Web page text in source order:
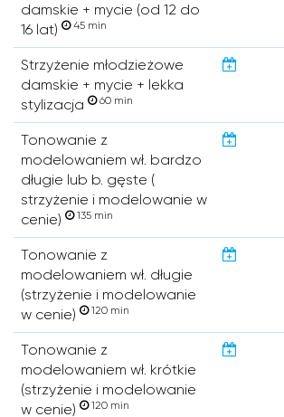
damskie + mycie (od 12 do
16 lat)
45 min
Strzyżenie młodzieżowe
damskie + mycie + lekka
stylizacja
60 min
Tonowanie z
modelowaniem wł. bardzo
długie lub b. gęste (
strzyżenie i modelowanie w
cenie)
135 min
Tonowanie z
modelowaniem wł. długie
(strzyżenie i modelowanie
w cenie)
120 min
Tonowanie z
modelowaniem wł. krótkie
(strzyżenie i modelowanie
w cenie)
120 min